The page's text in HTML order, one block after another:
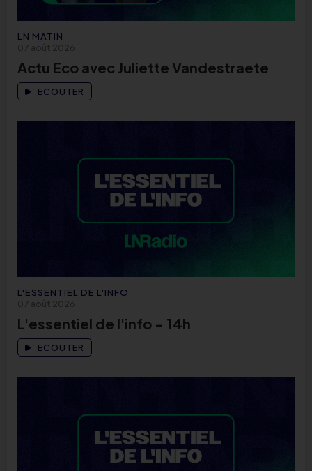
LN MATIN
07 août 2026
Actu Eco avec Juliette Vandestraete
ECOUTER
L'ESSENTIEL DE L'INFO
07 août 2026
L'essentiel de l'info - 14h
ECOUTER